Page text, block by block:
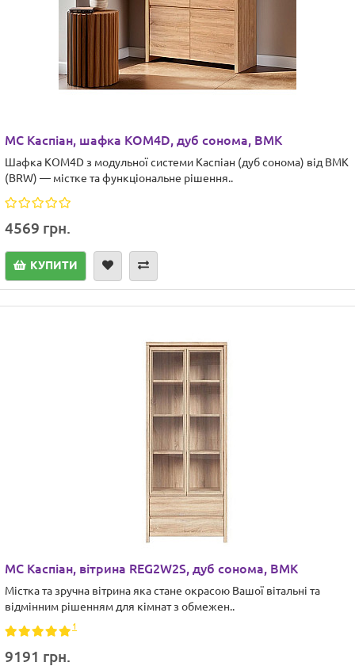
МС Каспіан, шафка KOM4D, дуб сонома, ВМК
Шафка KOM4D з модульної системи Каспіан (дуб сонома) від ВМК
(BRW) — містке та функціональне рішення..
4569 грн.
КУПИТИ
МС Каспіан, вітрина REG2W2S, дуб сонома, ВМК
Містка та зручна вітрина яка стане окрасою Вашої вітальні та
відмінним рішенням для кімнат з обмежен..
1
9191 грн.